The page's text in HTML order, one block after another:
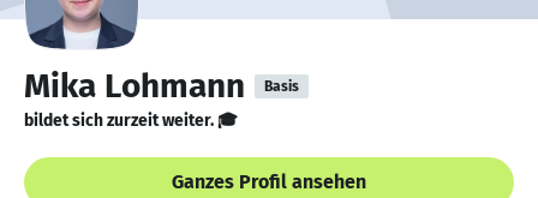
Mika Lohmann Basis
bildet sich zurzeit weiter. 🎓
Ganzes Profil ansehen